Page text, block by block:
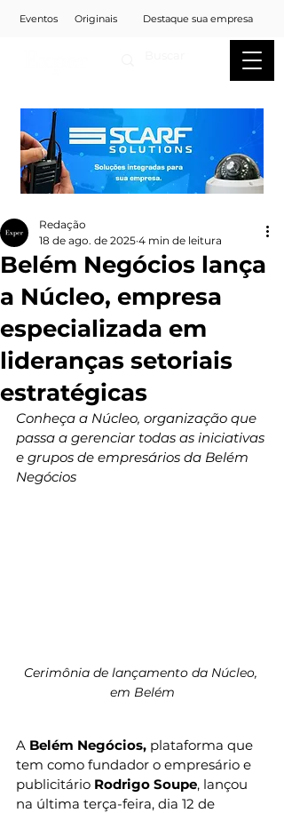
Eventos Originais Destaque sua empresa
Belém Negócios lança
a Núcleo, empresa
especializada em
lideranças setoriais
estratégicas
Redação
18 de ago. de 2025 4 min de leitura
Conheça a Núcleo, organização que
passa a gerenciar todas as iniciativas
e grupos de empresários da Belém
Negócios
Cerimônia de lançamento da Núcleo,
em Belém
A Belém Negócios, plataforma que
tem como fundador o empresário e
publicitário Rodrigo Soupe, lançou
na última terça-feira, dia 12 de